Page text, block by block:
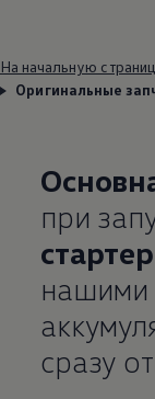
На начальную
Оригинальные
при
нашими
сразу